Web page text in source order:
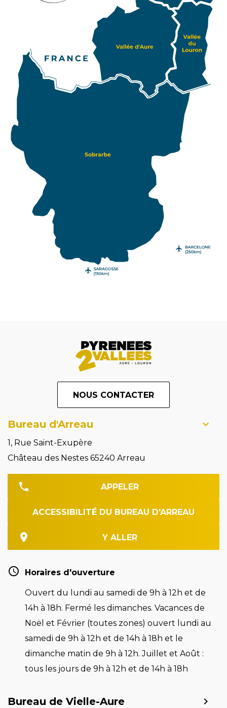
spécificités. Pour les itinérants et les amoureux des
voyages insolites, Pyrénées2vallées vous offre un
accès au Sobrarbe, province de Huesca au nord de
l’Aragon. Retrouvez aussi cette province espagnole
sur notre carte, qui caractérise le versant sud de
P2V. Les amateurs d’Art, d’Histoire et de
gastronomie pourront ainsi poursuivre leur
plaisante découverte des vallées pyrénéennes dans
ce site qui regroupe 70 villages atypiques.
Agrémentez ainsi votre séjour au sein des Pyrénées
par un road trip au sein du Sobrarbe.
NOUS CONTACTER
Bureau d'Arreau
1, Rue Saint-Exupère
Château des Nestes 65240 Arreau
APPELER
ACCESSIBILITÉ DU BUREAU D'ARREAU
Y ALLER
Horaires d'ouverture
Ouvert du lundi au samedi de 9h à 12h et de
14h à 18h. Fermé les dimanches. Vacances de
Noël et Février (toutes zones) ouvert lundi au
samedi de 9h à 12h et de 14h à 18h et le
dimanche matin de 9h à 12h. Juillet et Août :
tous les jours de 9h à 12h et de 14h à 18h
Bureau de Vielle-Aure